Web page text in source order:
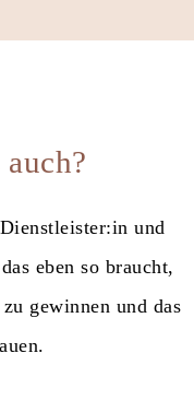
und
eben so braucht,
gewinnen und das